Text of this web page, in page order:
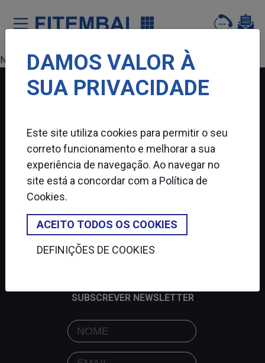
Saltar para o conteï¿½do principal da pï¿½gina
Nenhum produto encontrado.
SIGA-NOS
SUBSCREVER NEWSLETTER
DAMOS VALOR À
SUA PRIVACIDADE
Este site utiliza cookies para permitir o seu
correto funcionamento e melhorar a sua
experiência de navegação. Ao navegar no
site está a concordar com a Política de
Cookies.
ACEITO TODOS OS COOKIES
DEFINIÇÕES DE COOKIES